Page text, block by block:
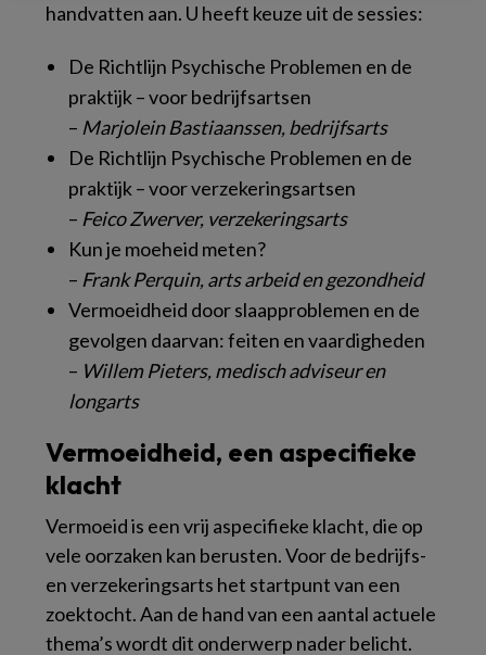
handvatten aan. U heeft keuze uit de sessies:
De Richtlijn Psychische Problemen en de
praktijk – voor bedrijfsartsen
– Marjolein Bastiaanssen, bedrijfsarts
De Richtlijn Psychische Problemen en de
praktijk – voor verzekeringsartsen
– Feico Zwerver, verzekeringsarts
Kun je moeheid meten?
– Frank Perquin, arts arbeid en gezondheid
Vermoeidheid door slaapproblemen en de
gevolgen daarvan: feiten en vaardigheden
– Willem Pieters, medisch adviseur en
longarts
Vermoeidheid, een aspecifieke
klacht
Vermoeid is een vrij aspecifieke klacht, die op
vele oorzaken kan berusten. Voor de bedrijfs-
en verzekeringsarts het startpunt van een
zoektocht. Aan de hand van een aantal actuele
thema’s wordt dit onderwerp nader belicht.